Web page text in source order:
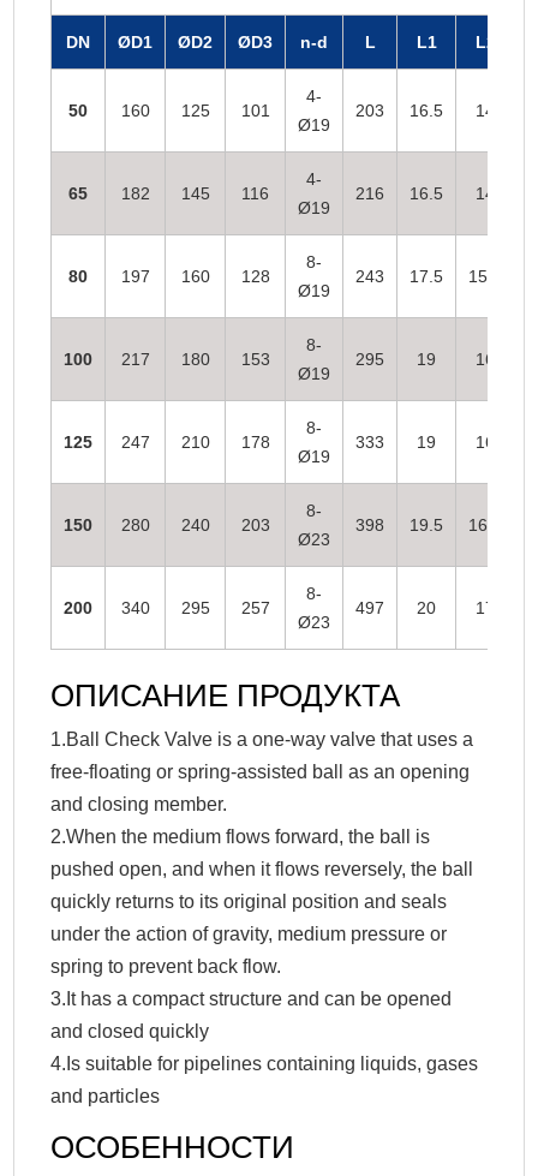
DN ØD1 ØD2 ØD3 n-d L L1 L2
50 160 125 101
4-
Ø19
203 16.5 14
65 182 145 116
4-
Ø19
216 16.5 14
80 197 160 128
8-
Ø19
243 17.5 15.5
100 217 180 153
8-
Ø19
295 19 16
125 247 210 178
8-
Ø19
333 19 16
150 280 240 203
8-
Ø23
398 19.5 16.5
200 340 295 257
8-
Ø23
497 20 17
ОПИСАНИЕ ПРОДУКТА
1.Ball Check Valve is a one-way valve that uses a
free-floating or spring-assisted ball as an opening
and closing member.
2.When the medium flows forward, the ball is
pushed open, and when it flows reversely, the ball
quickly returns to its original position and seals
under the action of gravity, medium pressure or
spring to prevent back flow.
3.It has a compact structure and can be opened
and closed quickly
4.Is suitable for pipelines containing liquids, gases
and particles
ОСОБЕННОСТИ